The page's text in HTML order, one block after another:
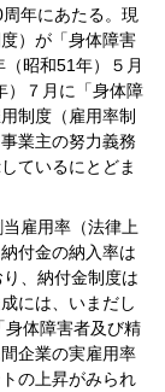
年にあたる。現
）が「身体障害
昭和51年）５月
）７月に「身体障
制度（雇用率制
業主の努力義務
ているにとどま
雇用率（法律上
付金の納入率は
、納付金制度は
には、いまだし
体障害者及び精
企業の実雇用率
の上昇がみられ